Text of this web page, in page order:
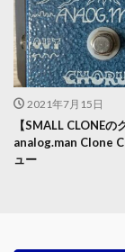
2021年7月15日
【SMALL CLONEの
analog.man Clone
ュー